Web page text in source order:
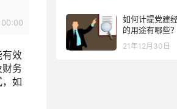
00:00
有效
财务
如
如何计提党建
的用途有哪些？
21年12月30日